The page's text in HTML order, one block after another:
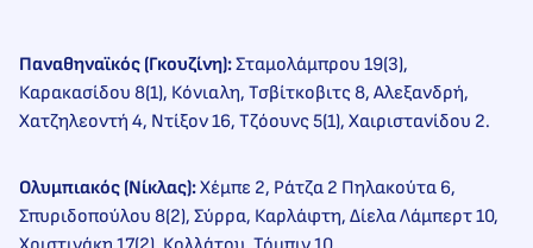
Παναθηναϊκός (Γκουζίνη):Σταμολάμπρου 19(3),
Καρακασίδου 8(1), Κόνιαλη, Τσβίτκοβιτς 8, Αλεξανδρή,
Χατζηλεοντή 4, Ντίξον 16, Τζόουνς 5(1), Χαιριστανίδου 2.
Ολυμπιακός (Νίκλας):Χέμπε 2, Ράτζα 2 Πηλακούτα 6,
Σπυριδοπούλου 8(2), Σύρρα, Καρλάφτη, Δίελα Λάμπερτ 10,